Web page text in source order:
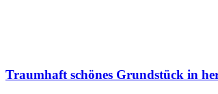
Traumhaft schönes Grundstück in